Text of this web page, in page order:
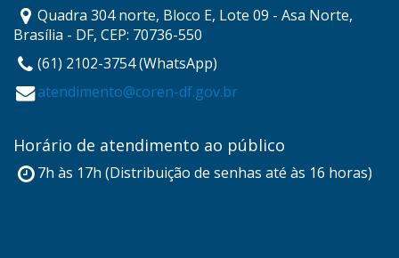
Quadra 304 norte, Bloco E, Lote 09 - Asa Norte,
Brasília - DF, CEP: 70736-550
(61) 2102-3754 (WhatsApp)
atendimento@coren-df.gov.br
Horário de atendimento ao público
7h às 17h (Distribuição de senhas até às 16 horas)